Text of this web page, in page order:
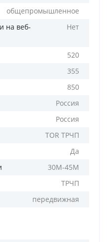
общепромышленное
на веб-
Нет
520
355
850
Россия
Россия
TOR ТРЧП
Да
30M-45M
ТРЧП
передвижная